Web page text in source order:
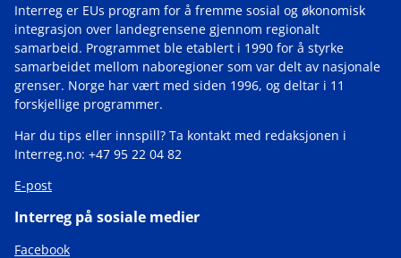
Interreg er EUs program for å fremme sosial og økonomisk
integrasjon over landegrensene gjennom regionalt
samarbeid. Programmet ble etablert i 1990 for å styrke
samarbeidet mellom naboregioner som var delt av nasjonale
grenser. Norge har vært med siden 1996, og deltar i 11
forskjellige programmer.
Har du tips eller innspill? Ta kontakt med redaksjonen i
Interreg.no: +47 95 22 04 82
E-post
Interreg på sosiale medier
Facebook